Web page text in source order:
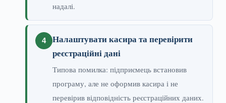
надалі.
Налаштувати касира та перевірити
реєстраційні дані
Типова помилка: підприємець встановив
програму, але не оформив касира і не
перевірив відповідність реєстраційних даних.